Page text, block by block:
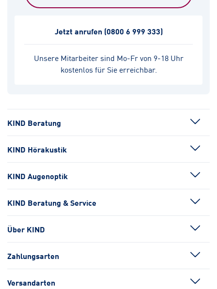
Unsere Mitarbeiter sind Mo-Fr von 9-18 Uhr
kostenlos für Sie erreichbar.
Jetzt anrufen (0800 6 999 333)
KIND Beratung
KIND Hörakustik
KIND Augenoptik
KIND Beratung & Service
Über KIND
Zahlungsarten
Versandarten